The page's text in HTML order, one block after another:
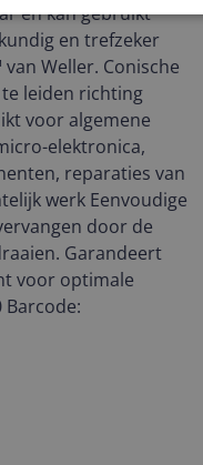
en kan gebruikt
en trefzeker
Weller. Conische
leiden richting
voor algemene
elektronica,
reparaties van
werk Eenvoudige
door de
Garandeert
voor optimale
Barcode: